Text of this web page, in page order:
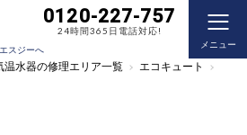
スジーへ
0120-227-757
24時間365日電話対応!
メニュー
温水器の修理エリア一覧 エコキュート